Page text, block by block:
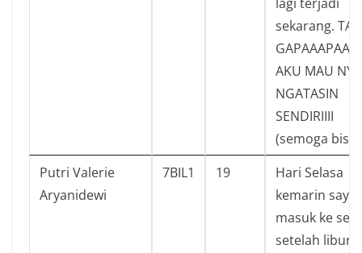
sekarang.
AKU MAU
NGATASIN
SENDIRIIII
(semoga bisa)
Putri Valerie
Aryanidewi
7BIL1 19
Hari Selasa
kemarin saya
masuk ke
setelah